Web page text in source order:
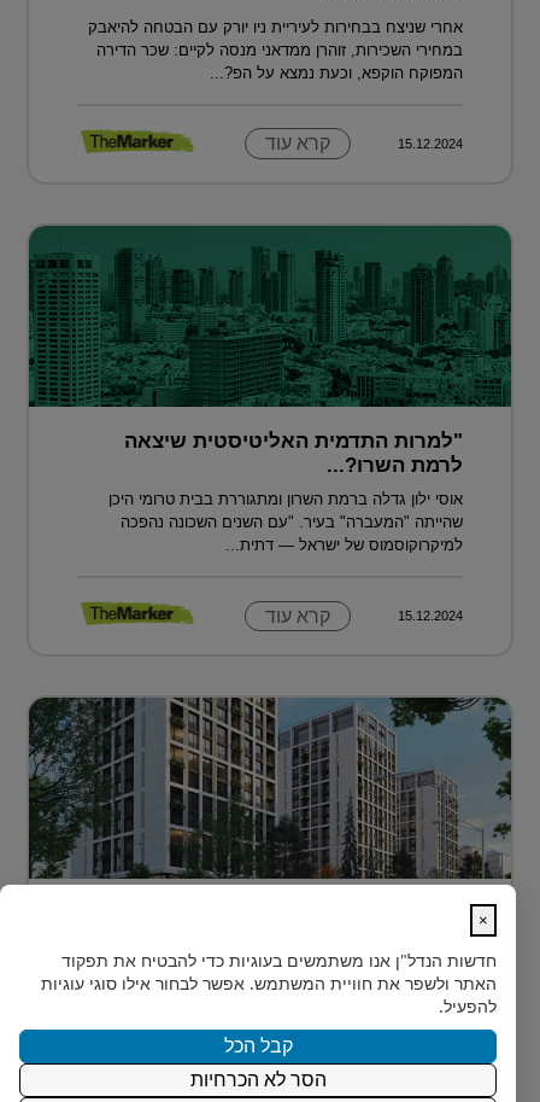
אחרי שניצח בבחירות לעיריית ניו יורק עם הבטחה להיאבק
במחירי השכירות, זוהרן ממדאני מנסה לקיים: שכר הדירה
המפוקח הוקפא, וכעת נמצא על הפ?...
15.12.2024 קרא עוד
"למרות התדמית האליטיסטית שיצאה
לרמת השרו?...
אוסי ילון גדלה ברמת השרון ומתגוררת בבית טרומי היכן
שהייתה "המעברה" בעיר. "עם השנים השכונה נהפכה
למיקרוקוסמוס של ישראל — דתית...
15.12.2024 קרא עוד
כשחושבים על השקעות נדל"ן מעבר לים, מדינה אחת
נמצאת בשנים האחרונות בראש הרשימה של משקיעים
ישראלים רבים: גאורגיה. ...
15.12.2024
×
חדשות הנדל"ן אנו משתמשים בעוגיות כדי להבטיח את תפקוד
האתר ולשפר את חוויית המשתמש. אפשר לבחור אילו סוגי עוגיות
להפעיל.
קבל הכל
הסר לא הכרחיות